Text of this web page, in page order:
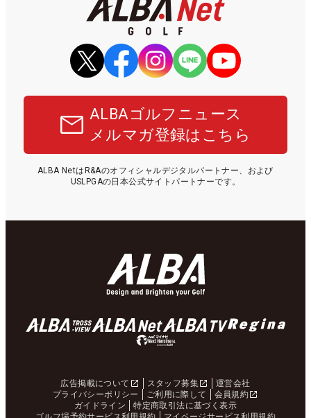
ALBAゴルフニュース
メルマガ登録はこちら
ALBA NetはR&Aのオフィシャルデジタルパートナー、および
USLPGAの日本公式サイトパートナーです。
広告掲載について スタッフ募集
運営会社
プライバシーポリシー
ご利用に際して
会員規約
ガイドライン
特定商取引法に基づく表示